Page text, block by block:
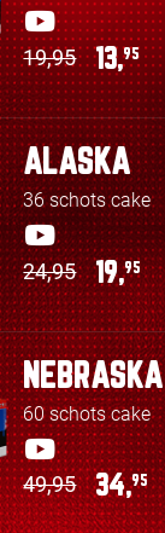
19,95 13,95
ALASKA
36 schots cake
24,95 19,95
NEBRASKA
60 schots cake
49,95 34,95